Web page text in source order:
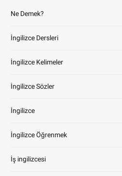
Ne Demek?
İngilizce Dersleri
İngilizce Kelimeler
İngilizce Sözler
İngilizce
İngilizce Öğrenmek
İş ingilizcesi